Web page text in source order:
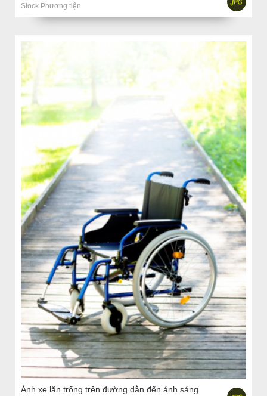
Stock Phương tiện
Ảnh xe lăn trống trên đường dẫn đến ánh sáng